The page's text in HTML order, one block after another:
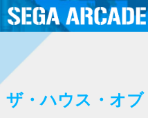
ザ・ハウス・オ